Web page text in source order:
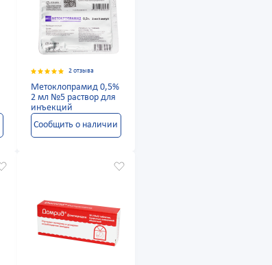
2 отзыва
Метоклопрамид 0,5%
2 мл №5 раствор для
инъекций
Сообщить о наличии